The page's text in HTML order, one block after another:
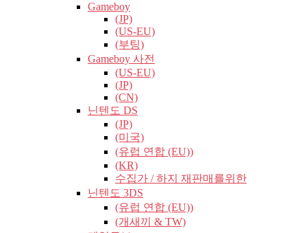
Gameboy
(JP)
(US-EU)
(부팅)
Gameboy 사전
(US-EU)
(JP)
(CN)
닌텐도 DS
(JP)
(미국)
(유럽​​ 연합 (EU))
(KR)
수집가 / 하지 재판매를위한
닌텐도 3DS
(유럽​​ 연합 (EU))
(개새끼 & TW)